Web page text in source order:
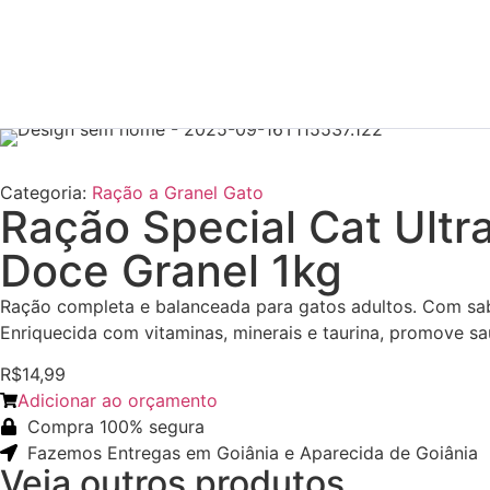
Categoria: Ração a Granel Gato
Ração Special Cat
Doce Granel 1kg
Ração completa e balanceada para gatos adultos. Com
Enriquecida com vitaminas, minerais e taurina, promove
R$14,99
Adicionar ao orçamento
Compra 100% segura
Fazemos Entregas em Goiânia e Aparecida de Goiânia